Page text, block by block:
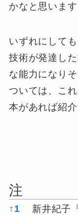
かなと思います
いずれにして
技術が発達し
な能力になり
ついては、こ
本があれば紹
注
注
↑ 1
新井紀子